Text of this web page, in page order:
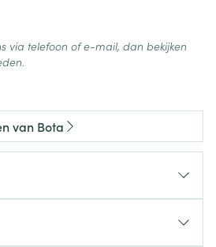
via telefoon of e-mail, dan bekijken
van Bota